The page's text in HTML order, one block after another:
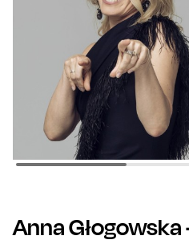
Anna Głogowska